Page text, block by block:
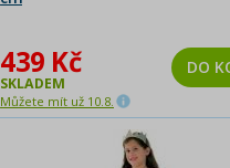
439 Kč
SKLADEM
Můžete mít už 10.8.
DO